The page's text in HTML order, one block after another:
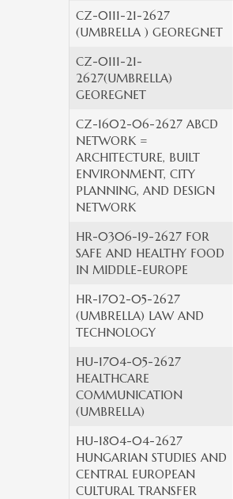
CZ-0111-21-2627
(UMBRELLA ) GEOREGNET
CZ-0111-21-
2627(UMBRELLA)
GEOREGNET
CZ-1602-06-2627 ABCD
NETWORK =
ARCHITECTURE, BUILT
ENVIRONMENT, CITY
PLANNING, AND DESIGN
NETWORK
HR-0306-19-2627 FOR
SAFE AND HEALTHY FOOD
IN MIDDLE-EUROPE
HR-1702-05-2627
(UMBRELLA) LAW AND
TECHNOLOGY
HU-1704-05-2627
HEALTHCARE
COMMUNICATION
(UMBRELLA)
HU-1804-04-2627
HUNGARIAN STUDIES AND
CENTRAL EUROPEAN
CULTURAL TRANSFER